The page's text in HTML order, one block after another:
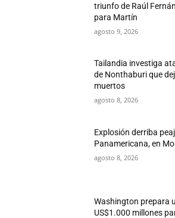
triunfo de Raúl
para Martín
agosto 9, 2026
Tailandia investiga
de Nonthaburi que
muertos
agosto 8, 2026
Explosión derriba
Panamericana, en
agosto 8, 2026
Washington prepara
US$1.000 millones